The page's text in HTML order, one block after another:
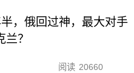
，俄回过神，最大对手
？
阅读 20660